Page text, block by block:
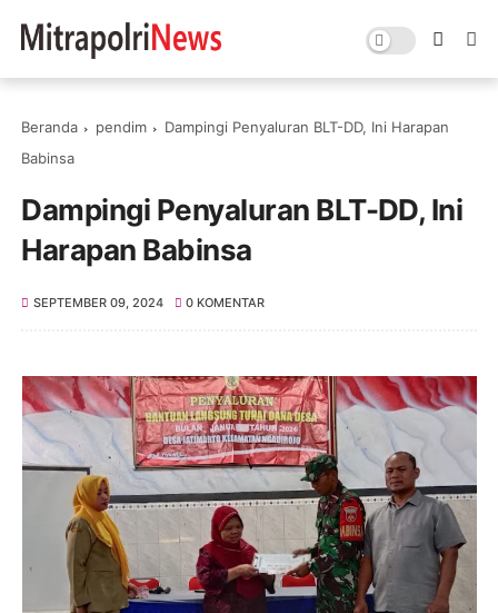
Beranda pendim
Dampingi Penyaluran BLT-DD, Ini Harapan
Babinsa
Dampingi Penyaluran BLT-DD, Ini
Harapan Babinsa
SEPTEMBER 09, 2024 0 KOMENTAR